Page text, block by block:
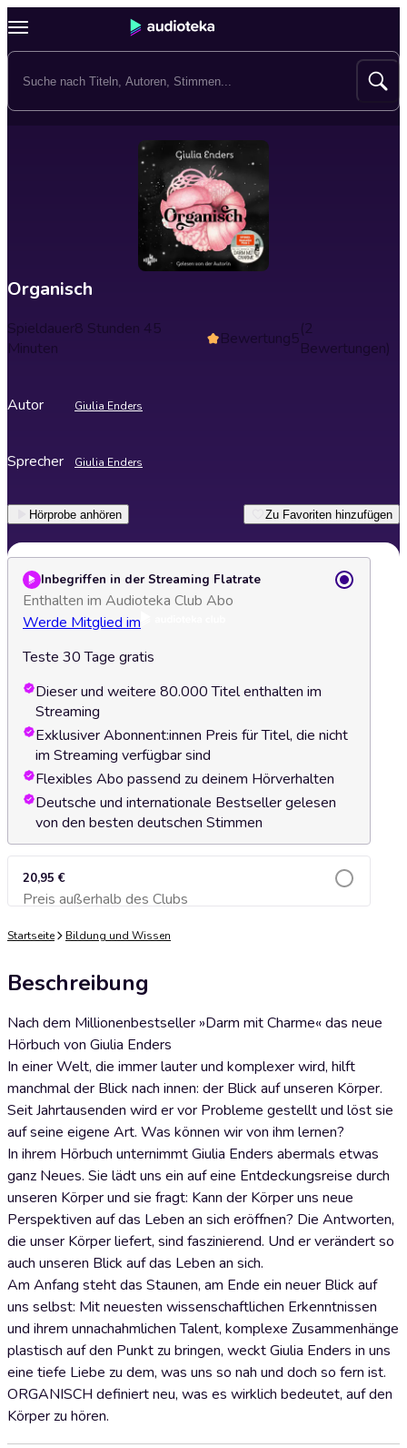
Organisch
Spieldauer8 Stunden 45
Minuten
Bewertung5(2
Bewertungen)
Autor Giulia Enders
Sprecher Giulia Enders
Hörprobe anhören Zu Favoriten hinzufügen
Inbegriffen in der Streaming Flatrate
Enthalten im Audioteka Club Abo
Werde Mitglied im
Teste 30 Tage gratis
Dieser und weitere 80.000 Titel enthalten im
Streaming
Exklusiver Abonnent:innen Preis für Titel, die nicht
im Streaming verfügbar sind
Flexibles Abo passend zu deinem Hörverhalten
Deutsche und internationale Bestseller gelesen
von den besten deutschen Stimmen
20,95 €
Preis außerhalb des ClubsZum Warenkorb hinzufügen
Startseite Bildung und Wissen
Beschreibung
Nach dem Millionenbestseller »Darm mit Charme« das neue
Hörbuch von Giulia Enders
In einer Welt, die immer lauter und komplexer wird, hilft
manchmal der Blick nach innen: der Blick auf unseren Körper.
Seit Jahrtausenden wird er vor Probleme gestellt und löst sie
auf seine eigene Art. Was können wir von ihm lernen?
In ihrem Hörbuch unternimmt Giulia Enders abermals etwas
ganz Neues. Sie lädt uns ein auf eine Entdeckungsreise durch
unseren Körper und sie fragt: Kann der Körper uns neue
Perspektiven auf das Leben an sich eröffnen? Die Antworten,
die unser Körper liefert, sind faszinierend. Und er verändert so
auch unseren Blick auf das Leben an sich.
Am Anfang steht das Staunen, am Ende ein neuer Blick auf
uns selbst: Mit neuesten wissenschaftlichen Erkenntnissen
und ihrem unnachahmlichen Talent, komplexe Zusammenhänge
plastisch auf den Punkt zu bringen, weckt Giulia Enders in uns
eine tiefe Liebe zu dem, was uns so nah und doch so fern ist.
ORGANISCH definiert neu, was es wirklich bedeutet, auf den
Körper zu hören.